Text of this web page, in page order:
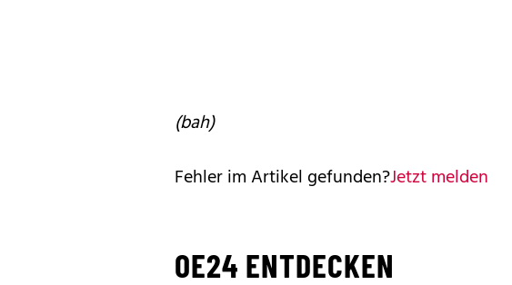
(bah)
Fehler im Artikel gefunden?Jetzt melden
OE24 ENTDECKEN